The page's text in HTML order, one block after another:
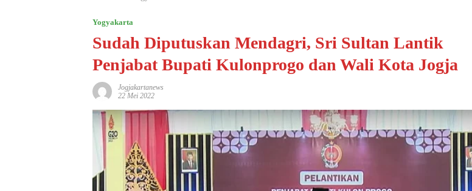
Yogyakarta
Sudah Diputuskan Mendagri, Sri Sultan Lantik
Penjabat Bupati Kulonprogo dan Wali Kota Jogja
Jogjakartanews
22 Mei 2022